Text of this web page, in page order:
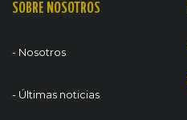
SOBRE NOSOTROS
- Nosotros
- Últimas noticias